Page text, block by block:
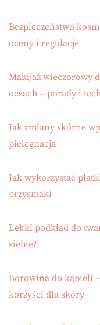
Bezpieczeństwo
oceny i regulacje
Makijaż wieczorowy
oczach – porady i
Jak zmiany skórne
pielęgnacja
Jak wykorzystać
przysmaki
Lekki podkład do
siebie?
Borowina do kąpieli
korzyści dla skóry